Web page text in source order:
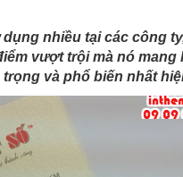
nhiều tại các công
vượt trội mà nó mang
và phổ biến nhất